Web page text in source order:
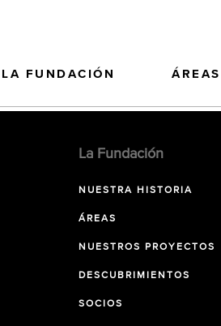
LA FUNDACIÓN ÁREAS
La Fundación
NUESTRA HISTORIA
ÁREAS
NUESTROS PROYECTOS
DESCUBRIMIENTOS
SOCIOS